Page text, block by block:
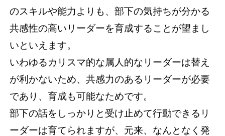
のスキルや能力よりも、部下の気持ちが分かる
共感性の高いリーダーを育成することが望まし
いといえます。
いわゆるカリスマ的な属人的なリーダーは替え
が利かないため、共感力のあるリーダーが必要
であり、育成も可能なためです。
部下の話をしっかりと受け止めて行動できるリ
ーダーは育てられますが、元来、なんとなく発